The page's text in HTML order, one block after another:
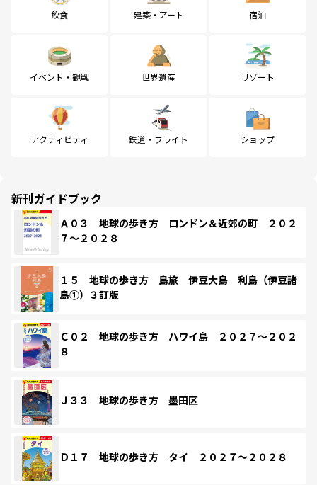
飲食 建築・アート 宿泊
イベント・観戦 世界遺産 リゾート
アクティビティ 鉄道・フライト ショップ
新刊ガイドブック
Ａ０３ 地球の歩き方 ロンドン＆近郊の町 ２０２
７～２０２８
１５ 地球の歩き方 島旅 伊豆大島 利島（伊豆諸
島①）３訂版
Ｃ０２ 地球の歩き方 ハワイ島 ２０２７～２０２
８
Ｊ３３ 地球の歩き方 墨田区
Ｄ１７ 地球の歩き方 タイ ２０２７～２０２８